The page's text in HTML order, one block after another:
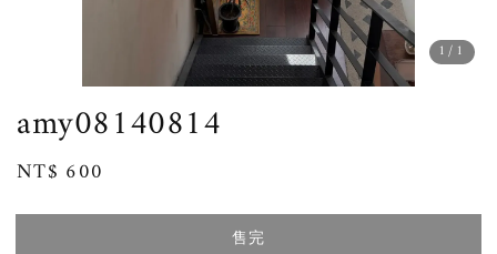
1/1
amy08140814
Regular
NT$ 600
售完